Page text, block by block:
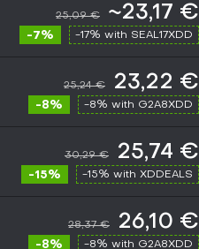
25,09 € ~23,17 €
-7% -17% with SEAL17XDD
25,24 € 23,22 €
-8% -8% with G2A8XDD
30,29 € 25,74 €
-15% -15% with XDDEALS
28,37 € 26,10 €
-8% -8% with G2A8XDD